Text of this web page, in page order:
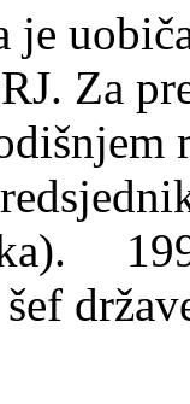
je
Za